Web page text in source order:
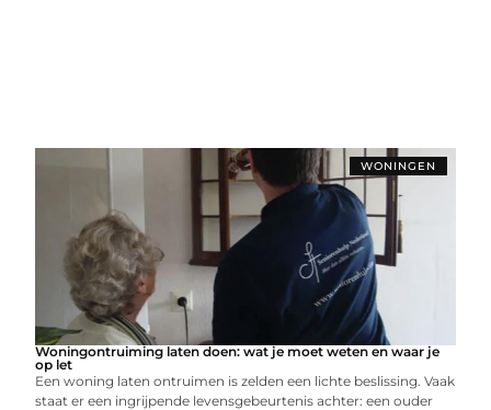
WONINGEN
Woningontruiming laten doen: wat je moet weten en waar je
op let
Een woning laten ontruimen is zelden een lichte beslissing. Vaak
staat er een ingrijpende levensgebeurtenis achter: een ouder